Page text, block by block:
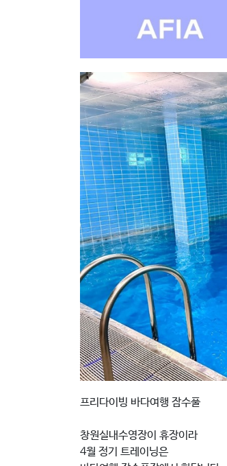
프리다이빙 바다여행 잠수풀
창원실내수영장이 휴장이라
4월 정기 트레이닝은